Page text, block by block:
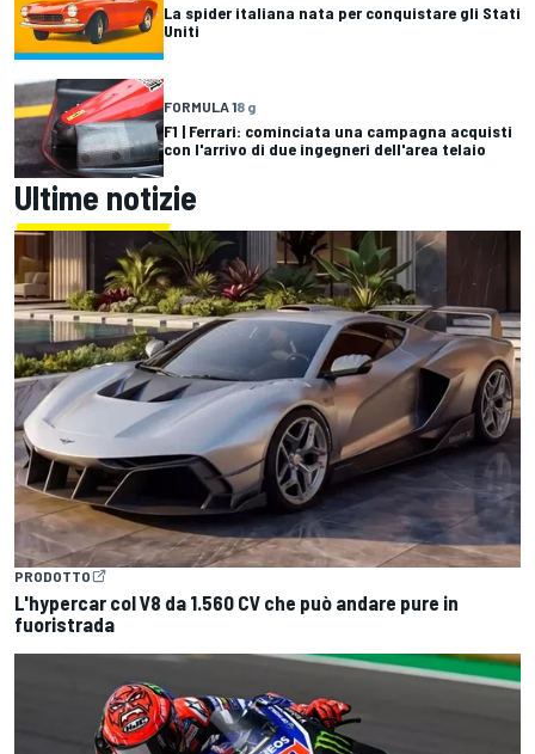
La spider italiana nata per conquistare gli Stati
Uniti
FORMULA 18 g
F1 | Ferrari: cominciata una campagna acquisti
con l'arrivo di due ingegneri dell'area telaio
Ultime notizie
PRODOTTO
L'hypercar col V8 da 1.560 CV che può andare pure in
fuoristrada